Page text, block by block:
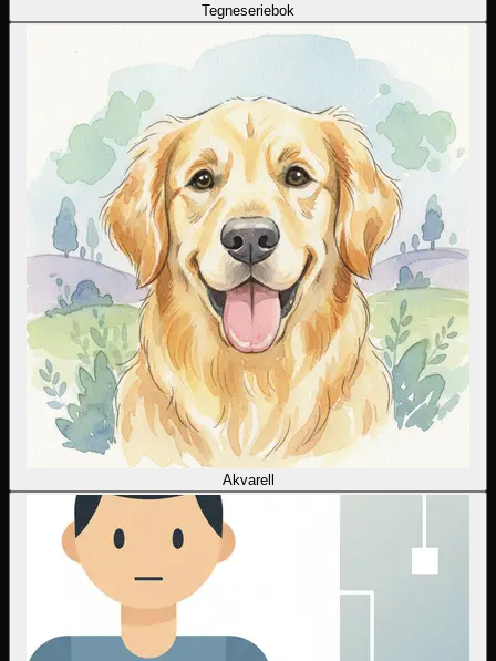
Tegneseriebok
Akvarell